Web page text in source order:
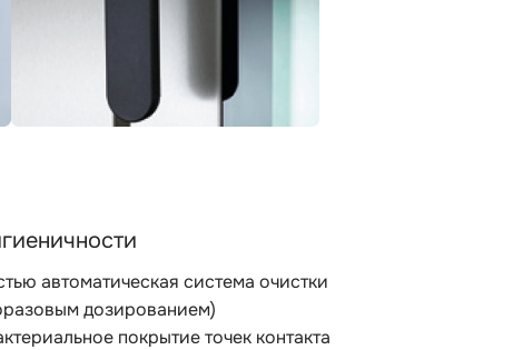
автоматическая система очистки
дозированием)
покрытие точек контакта